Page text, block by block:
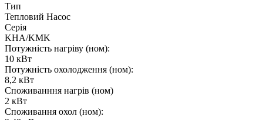
Тип
Тепловий Насос
Серія
KHA/KMK
Потужність нагріву (ном):
10 кВт
Потужність охолодження (ном):
8,2 кВт
Споживанння нагрів (ном)
2 кВт
Споживання охол (ном):